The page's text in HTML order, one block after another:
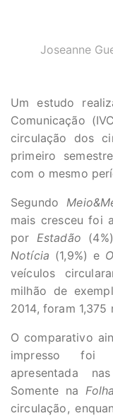
AUTOR(A):
Joseanne
Um estudo
Comunicação
circulação dos
primeiro
com o mesmo
Segundo
mais cresceu foi
por Estadão
Notícia (1,9%) e
veículos
milhão de
2014, foram 1,375
O comparativo
impresso foi
apresentada
Somente naFolha
circulação,